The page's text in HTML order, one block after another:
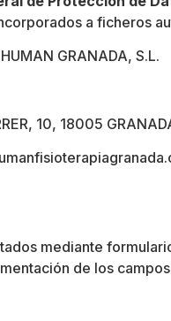
a ficheros
HUMAN GRANADA, S.L.
10, 18005
mediante
de los